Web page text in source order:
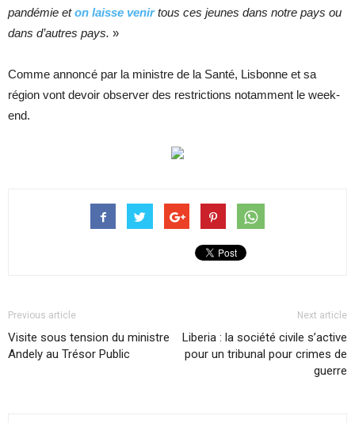
pandémie eton laisse venir tous ces jeunes dans notre pays ou
dans d’autres pays. »
Comme annoncé par la ministre de la Santé, Lisbonne et sa
région vont devoir observer des restrictions notamment le week-
end.
Previous article
Visite sous tension du ministre
Andely au Trésor Public
Next article
Liberia : la société civile s’active
pour un tribunal pour crimes de
guerre